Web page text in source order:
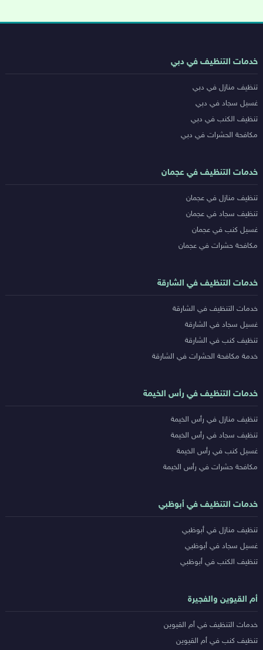
روابط
المدن
خدمات التنظيف في دبي
تنظيف منازل في دبي
غسيل سجاد في دبي
تنظيف الكنب في دبي
مكافحة الحشرات في دبي
خدمات التنظيف في عجمان
تنظيف منازل في عجمان
تنظيف سجاد في عجمان
غسيل كنب في عجمان
مكافحة حشرات في عجمان
خدمات التنظيف في الشارقة
خدمات التنظيف في الشارقة
غسيل سجاد في الشارقة
تنظيف كنب في الشارقة
خدمة مكافحة الحشرات في الشارقة
خدمات التنظيف في رأس الخيمة
تنظيف منازل في رأس الخيمة
تنظيف سجاد في رأس الخيمة
غسيل كنب في رأس الخيمة
مكافحة حشرات في رأس الخيمة
خدمات التنظيف في أبوظبي
تنظيف منازل في أبوظبي
غسيل سجاد في أبوظبي
تنظيف الكنب في أبوظبي
أم القيوين والفجيرة
خدمات التنظيف في أم القيوين
تنظيف كنب في أم القيوين